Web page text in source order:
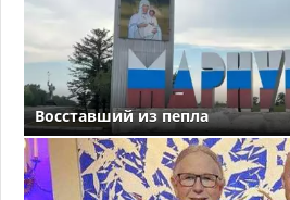
Восставший из пепла